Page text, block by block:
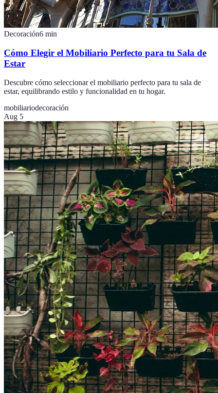
Decoración6 min
Cómo Elegir el Mobiliario Perfecto para tu Sala de
Estar
Descubre cómo seleccionar el mobiliario perfecto para tu sala de
estar, equilibrando estilo y funcionalidad en tu hogar.
mobiliariodecoración
Aug 5